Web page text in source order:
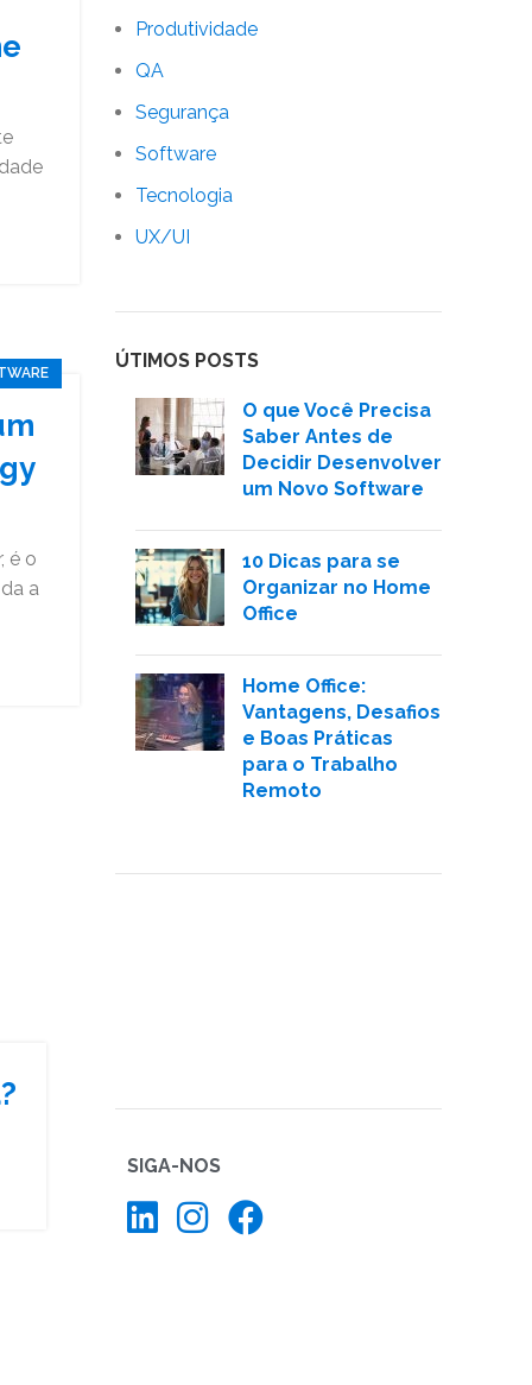
é o
a
Produtividade
QA
Segurança
Software
Tecnologia
UX/UI
ÚTIMOS POSTS
O que Você Precisa
Saber Antes de
Decidir Desenvolver
um Novo Software
10 Dicas para se
Organizar no Home
Office
Home Office:
Vantagens, Desafios
e Boas Práticas
para o Trabalho
Remoto
SIGA-NOS